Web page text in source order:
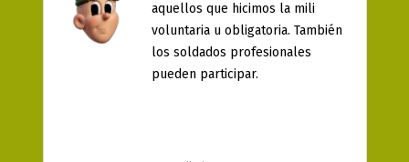
aquellos que hicimos la mili
voluntaria u obligatoria. También
los soldados profesionales
pueden participar.